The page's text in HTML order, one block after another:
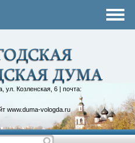
ул. Козленская, 6 | почта:
www.duma-vologda.ru